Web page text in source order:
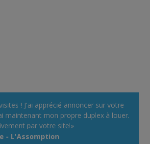
! J'ai apprécié annoncer sur votre
maintenant mon propre duplex à louer.
par votre site!»
- L'Assomption